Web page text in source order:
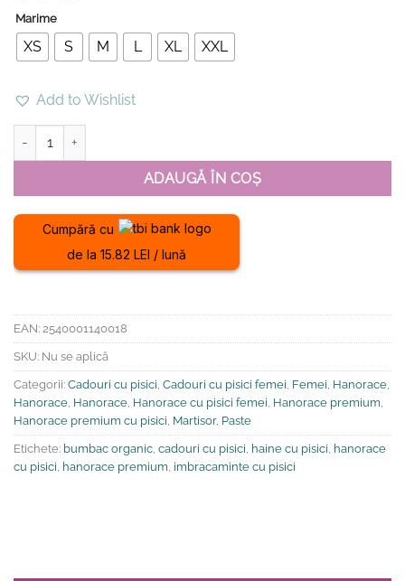
Marime
XS S M L XL XXL
Add to Wishlist
ADAUGĂ ÎN COȘ
Cumpără cu
de la 15.82 LEI / lună
EAN: 2540001140018
SKU: Nu se aplică
Categorii: Cadouri cu pisici Cadouri cu pisici femei Femei Hanorace
Hanorace Hanorace Hanorace cu pisici femei Hanorace premium
Hanorace premium cu pisici Martisor, Paste
Etichete: bumbac organic cadouri cu pisici haine cu pisici hanorace
cu pisici hanorace premium imbracaminte cu pisici